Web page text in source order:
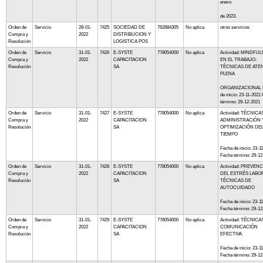
enero
de 2023.
Orden de
Compra y
Resolución
Servicio
28-01-
2022
7425
SOCIEDAD DE
DISTRIBUCION Y
LOGISTICA POS
762884305 No aplica otros servicios
Orden de
Compra y
Resolución
Servicio
31-01-
2022
7426
E-SYSTE
CAPACITACION
SA
778054000 No aplica
Actividad:
EN EL TRABAJO:
TÉCNICAS DE
PLENA
ORGANIZACIONAL
de inicio: 23-11-2021
término: 29-12-2021
Orden de
Compra y
Resolución
Servicio
31-01-
2022
7427
E-SYSTE
CAPACITACION
SA
778054000 No aplica
Actividad:
ADMINISTRACIÓN
OPTIMIZACIÓN DEL
TIEMPO
Fecha de inicio: 23-
Fecha término: 29-
Orden de
Compra y
Resolución
Servicio
31-01-
2022
7428
E-SYSTE
CAPACITACION
SA
778054000 No aplica
Actividad:
DEL ESTRÉS
TÉCNICAS DE
AUTOCUIDADO
Fecha de inicio: 23-
Fecha término: 29-
Orden de
Compra y
Resolución
Servicio
31-01-
2022
7429
E-SYSTE
CAPACITACION
SA
778054000 No aplica
Actividad:
COMUNICACIÓN
EFECTIVA
Fecha de inicio: 23-
Fecha término: 29-